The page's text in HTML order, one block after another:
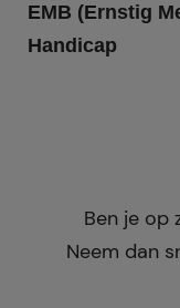
EMB (Ernstig
Handicap
Ben je op
Neem dan